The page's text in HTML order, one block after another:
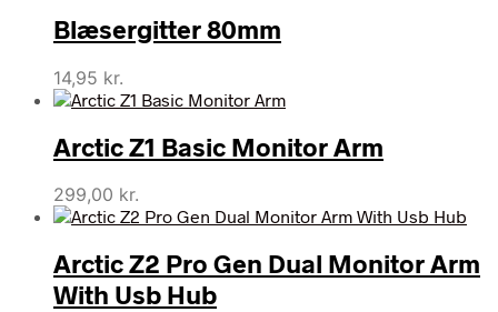
Blæsergitter 80mm
14,95 kr.
Arctic Z1 Basic Monitor Arm
299,00 kr.
Arctic Z2 Pro Gen Dual Monitor Arm
With Usb Hub